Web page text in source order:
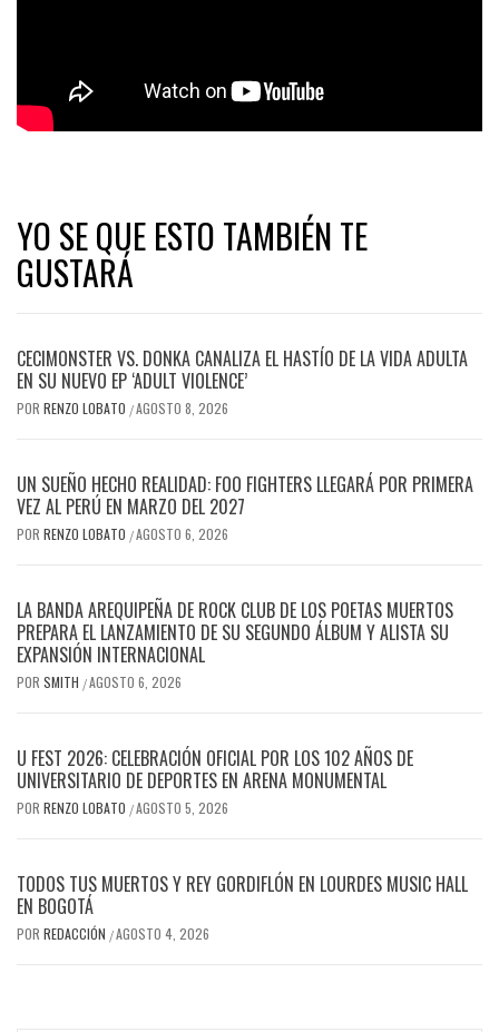
YO SE QUE ESTO TAMBIÉN TE
GUSTARÁ
CECIMONSTER VS. DONKA CANALIZA EL HASTÍO DE LA VIDA ADULTA
EN SU NUEVO EP ‘ADULT VIOLENCE’
POR RENZO LOBATO /AGOSTO 8, 2026
UN SUEÑO HECHO REALIDAD: FOO FIGHTERS LLEGARÁ POR PRIMERA
VEZ AL PERÚ EN MARZO DEL 2027
POR RENZO LOBATO /AGOSTO 6, 2026
LA BANDA AREQUIPEÑA DE ROCK CLUB DE LOS POETAS MUERTOS
PREPARA EL LANZAMIENTO DE SU SEGUNDO ÁLBUM Y ALISTA SU
EXPANSIÓN INTERNACIONAL
POR SMITH /AGOSTO 6, 2026
U FEST 2026: CELEBRACIÓN OFICIAL POR LOS 102 AÑOS DE
UNIVERSITARIO DE DEPORTES EN ARENA MONUMENTAL
POR RENZO LOBATO /AGOSTO 5, 2026
TODOS TUS MUERTOS Y REY GORDIFLÓN EN LOURDES MUSIC HALL
EN BOGOTÁ
POR REDACCIÓN /AGOSTO 4, 2026